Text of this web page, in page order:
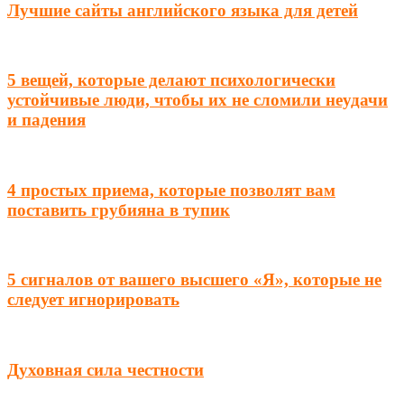
Лучшие сайты английского языка для детей
5 вещей, которые делают психологически
устойчивые люди, чтобы их не сломили неудачи
и падения
4 простых приема, которые позволят вам
поставить грубияна в тупик
5 сигналов от вашего высшего «Я», которые не
следует игнорировать
Духовная сила честности